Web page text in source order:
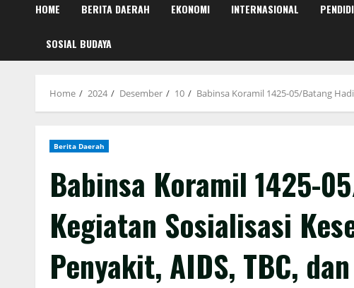
HOME BERITA DAERAH EKONOMI INTERNASIONAL
SOSIAL BUDAYA
Home 2024 Desember 10 Babinsa Koramil 1425-05/Batang
Berita Daerah
Babinsa Koramil 1425-
Kegiatan Sosialisasi
Penyakit, AIDS, TBC,